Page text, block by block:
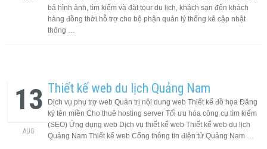
bá hình ảnh, tìm kiếm và đặt tour du lịch, khách sạn đến khách
hàng đồng thời hỗ trợ cho bộ phận quản lý thống kê cập nhật
thông …
13
AUG
Thiết kế web du lịch Quảng Nam
Dịch vụ phụ trợ web Quản trị nội dung web Thiết kế đồ họa Đăng
ký tên miền Cho thuê hosting server Tối ưu hóa công cụ tìm kiếm
(SEO) Ứng dụng web Dịch vụ thiết kế web Thiết kế web du lịch
Quảng Nam Thiết kế web Cổng thông tin điện tử Quảng Nam …